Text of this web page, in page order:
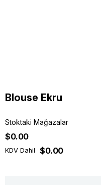
Blouse Ekru
Stoktaki Mağazalar
$0.00
KDV Dahil $0.00